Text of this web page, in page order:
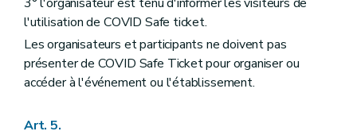
3° l'organisateur est tenu d'informer les visiteurs de
l'utilisation de COVID Safe ticket.
Les organisateurs et participants ne doivent pas
présenter de COVID Safe Ticket pour organiser ou
accéder à l'événement ou l'établissement.
Art. 5.